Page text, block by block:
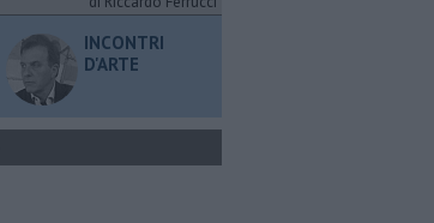
INCONTRI
D'ARTE